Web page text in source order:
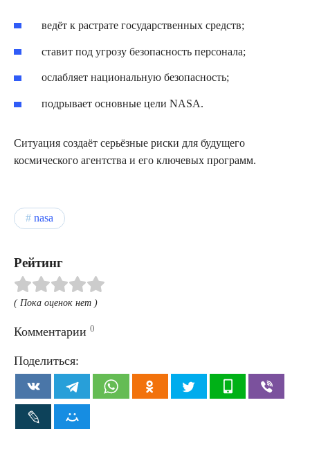
ведёт к растрате государственных средств;
ставит под угрозу безопасность персонала;
ослабляет национальную безопасность;
подрывает основные цели NASA.
Ситуация создаёт серьёзные риски для будущего
космического агентства и его ключевых программ.
nasa
Рейтинг
( Пока оценок нет )
Комментарии 0
Поделиться: